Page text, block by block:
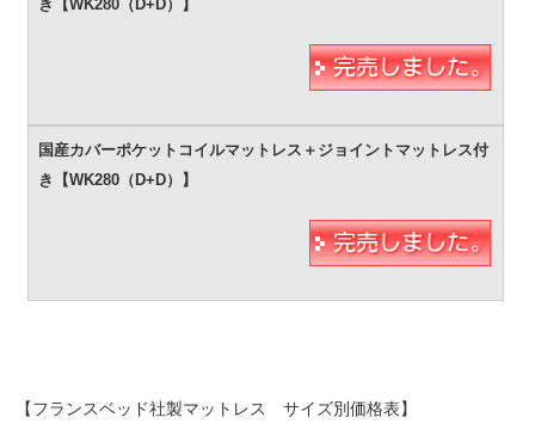
【フランスベッド社製マットレス サイズ別価格表】